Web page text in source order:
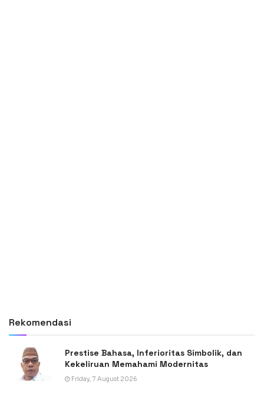
Rekomendasi
Prestise Bahasa, Inferioritas Simbolik, dan
Kekeliruan Memahami Modernitas
Friday, 7 August 2026